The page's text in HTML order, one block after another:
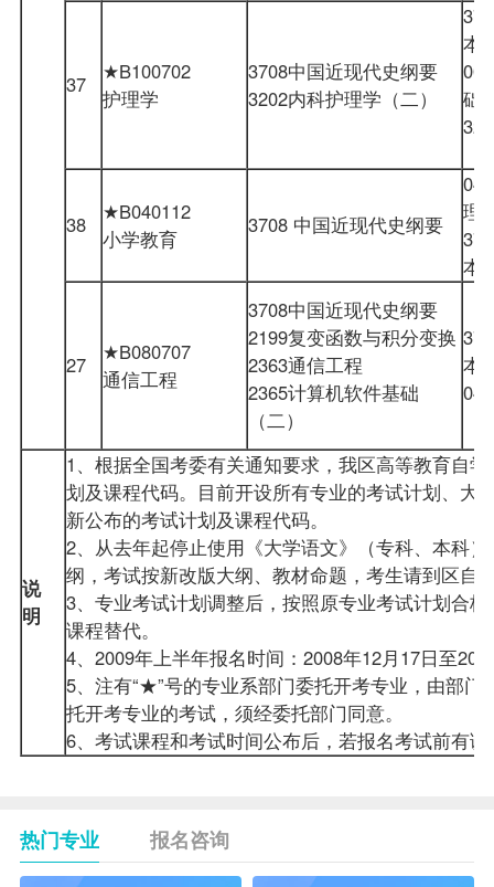
37
★B100702
护理学
3708中国近现代史纲要
3202内科护理学（二）
本
础
38
★B040112
小学教育
3708 中国近现代史纲要
理
本
27
★B080707
通信工程
3708中国近现代史纲要
2199复变函数与积分变换
2363通信工程
2365计算机软件基础
（二）
本
说
明
1、根据全国考委有关通知要求，我区高等教育自
划及课程代码。目前开设所有专业的考试计划、大
新公布的考试计划及课程代码。
2、从去年起停止使用《大学语文》（专科、本科
纲，考试按新改版大纲、教材命题，考生请到区自
3、专业考试计划调整后，按照原专业考试计划合
课程替代。
4、2009年上半年报名时间：2008年12月17日至
5、注有“★”号的专业系部门委托开考专业，由部
托开考专业的考试，须经委托部门同意。
6、考试课程和考试时间公布后，若报名考试前有
热门专业 报名咨询